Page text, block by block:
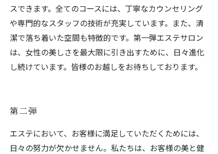
スできます。全てのコースには、丁寧なカウンセリング
や専門的なスタッフの技術が充実しています。また、清
潔で落ち着いた空間も特徴的です。第一弾エステサロン
は、女性の美しさを最大限に引き出すために、日々進化
し続けています。皆様のお越しをお待ちしております。
第二弾
エステにおいて、お客様に満足していただくためには、
日々の努力が欠かせません。私たちは、お客様の美と健